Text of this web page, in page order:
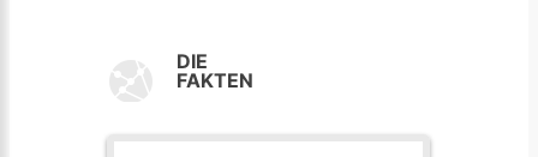
DIE
FAKTEN